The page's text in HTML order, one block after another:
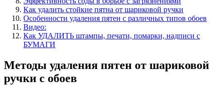
Как удалить стойкие пятна от шариковой ручки
Особенности удаления пятен с различных типов обоев
Видео:
Как УДАЛИТЬ штампы, печати, помарки, надписи с
БУМАГИ
Методы удаления пятен от шариковой
ручки с обоев